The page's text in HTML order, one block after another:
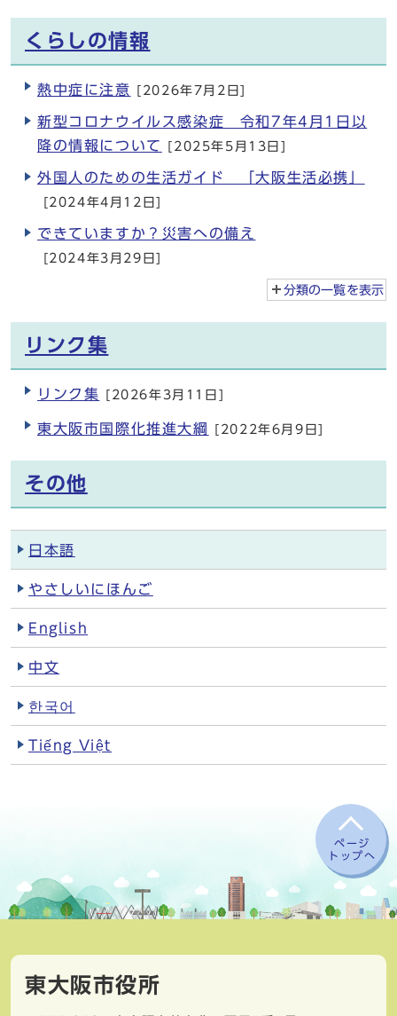
くらしの情報
熱中症に注意 [2026年7月2日]
新型コロナウイルス感染症 令和7年4月1日以
降の情報について
[2025年5月13日]
外国人のための生活ガイド 「大阪生活必携」
[2024年4月12日]
できていますか？災害への備え
[2024年3月29日]
分類の一覧を表示
リンク集
リンク集 [2026年3月11日]
東大阪市国際化推進大綱 [2022年6月9日]
その他
日本語
やさしいにほんご
English
中文
한국어
Tiếng Việt
ページ
トップへ
東大阪市役所